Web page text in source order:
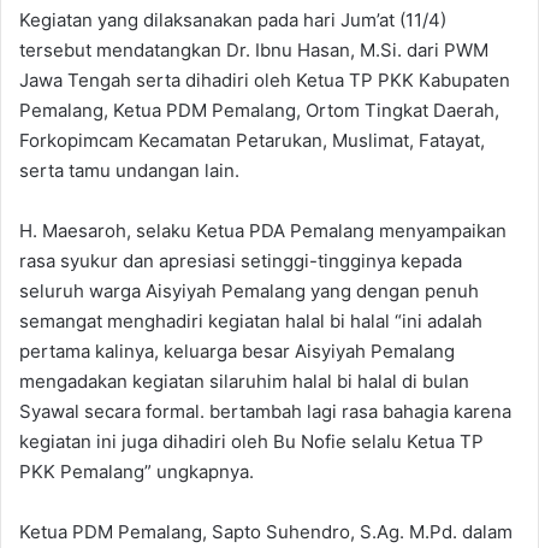
Kegiatan yang dilaksanakan pada hari Jum’at (11/4)
tersebut mendatangkan Dr. Ibnu Hasan, M.Si. dari PWM
Jawa Tengah serta dihadiri oleh Ketua TP PKK Kabupaten
Pemalang, Ketua PDM Pemalang, Ortom Tingkat Daerah,
Forkopimcam Kecamatan Petarukan, Muslimat, Fatayat,
serta tamu undangan lain.
H. Maesaroh, selaku Ketua PDA Pemalang menyampaikan
rasa syukur dan apresiasi setinggi-tingginya kepada
seluruh warga Aisyiyah Pemalang yang dengan penuh
semangat menghadiri kegiatan halal bi halal “ini adalah
pertama kalinya, keluarga besar Aisyiyah Pemalang
mengadakan kegiatan silaruhim halal bi halal di bulan
Syawal secara formal. bertambah lagi rasa bahagia karena
kegiatan ini juga dihadiri oleh Bu Nofie selalu Ketua TP
PKK Pemalang” ungkapnya.
Ketua PDM Pemalang, Sapto Suhendro, S.Ag. M.Pd. dalam